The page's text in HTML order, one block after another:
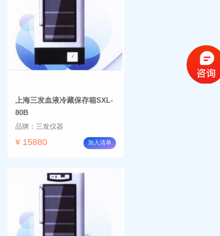
上海三发血液冷藏保存箱SXL-
80B
品牌：三发仪器
¥ 15880 加入清单